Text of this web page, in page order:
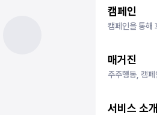
캠페인
캠페인을 통해
매거진
주주행동, 캠
서비스 소